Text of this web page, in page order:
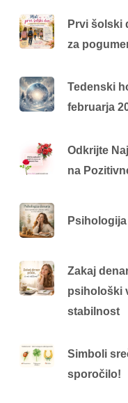
Prvi šolski
za
Tedenski
februarja
Odkrijte
na
Zakaj
psihološki
stabilnost
Simboli
sporočilo!